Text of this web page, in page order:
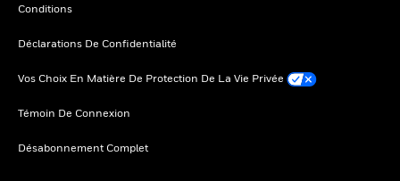
Conditions
Déclarations De Confidentialité
Vos Choix En Matière De Protection De La Vie Privée
Témoin De Connexion
Désabonnement Complet